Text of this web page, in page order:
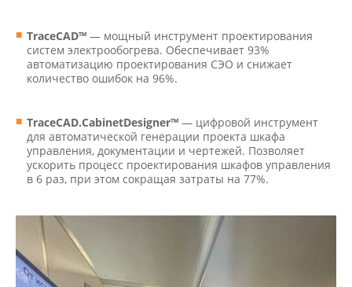
TraceCAD™ — мощный инструмент проектирования
систем электрообогрева. Обеспечивает 93%
автоматизацию проектирования СЭО и снижает
количество ошибок на 96%.
TraceCAD.CabinetDesigner™ — цифровой инструмент
для автоматической генерации проекта шкафа
управления, документации и чертежей. Позволяет
ускорить процесс проектирования шкафов управления
в 6 раз, при этом сокращая затраты на 77%.